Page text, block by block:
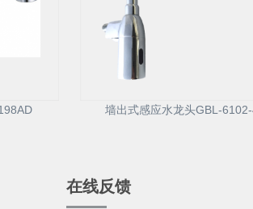
墙出式感应水龙头GBL-
在线反馈